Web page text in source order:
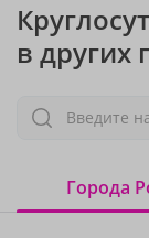
в других
Введите
Города